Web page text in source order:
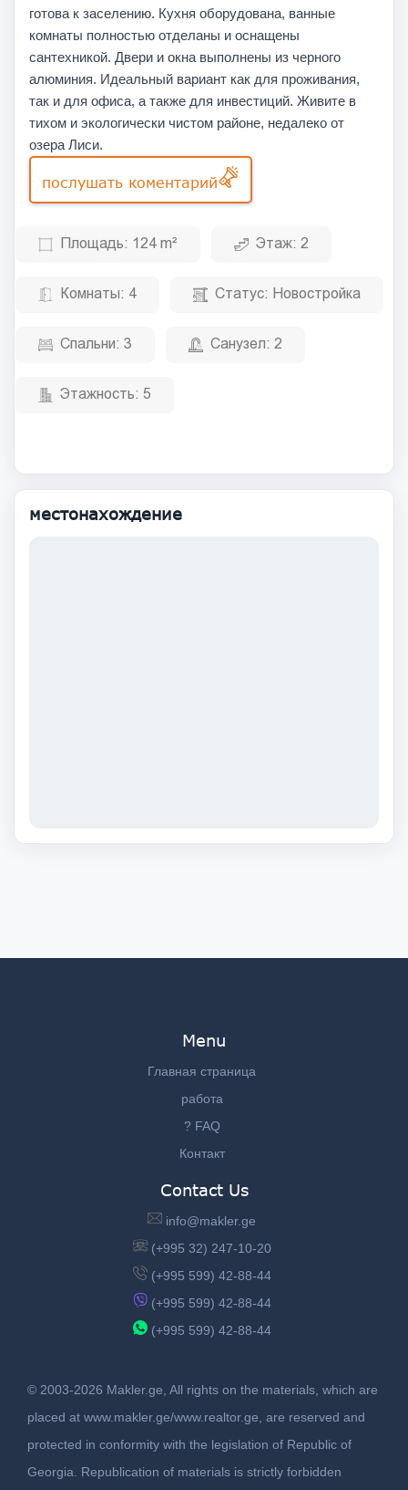
готова к заселению. Кухня оборудована, ванные
комнаты полностью отделаны и оснащены
сантехникой. Двери и окна выполнены из черного
алюминия. Идеальный вариант как для проживания,
так и для офиса, а также для инвестиций. Живите в
тихом и экологически чистом районе, недалеко от
озера Лиси.
послушать коментарий
Площадь: 124 m² Этаж: 2
Комнаты: 4 Статус: Новостройка
Спальни: 3 Санузел: 2
Этажность: 5
местонахождение
Menu
Главная страница
работа
? FAQ
Контакт
Contact Us
info@makler.ge
(+995 32) 247-10-20
(+995 599) 42-88-44
(+995 599) 42-88-44
(+995 599) 42-88-44
© 2003-2026 Makler.ge, All rights on the materials, which are
placed at www.makler.ge/www.realtor.ge, are reserved and
protected in conformity with the legislation of Republic of
Georgia. Republication of materials is strictly forbidden